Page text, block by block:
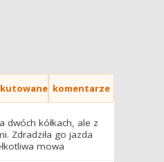
komentarze
dwóch kółkach, ale z
Zdradziła go jazda
mowa